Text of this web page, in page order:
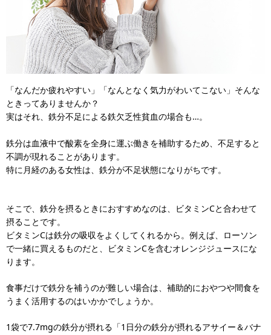
「なんだか疲れやすい」「なんとなく気力がわいてこない」そんな
ときってありませんか？
実はそれ、鉄分不足による鉄欠乏性貧血の場合も…。
鉄分は血液中で酸素を全身に運ぶ働きを補助するため、不足すると
不調が現れることがあります。
特に月経のある女性は、鉄分が不足状態になりがちです。
そこで、鉄分を摂るときにおすすめなのは、ビタミンCと合わせて
摂ることです。
ビタミンCは鉄分の吸収をよくしてくれるから。例えば、ローソン
で一緒に買えるものだと、ビタミンCを含むオレンジジュースにな
ります。
食事だけで鉄分を補うのが難しい場合は、補助的におやつや間食を
うまく活用するのはいかかでしょうか。
1袋で7.7mgの鉄分が摂れる「1日分の鉄分が摂れるアサイー＆バナ